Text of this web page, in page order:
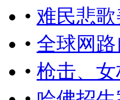
• 难民悲
• 全球网
• 枪击、